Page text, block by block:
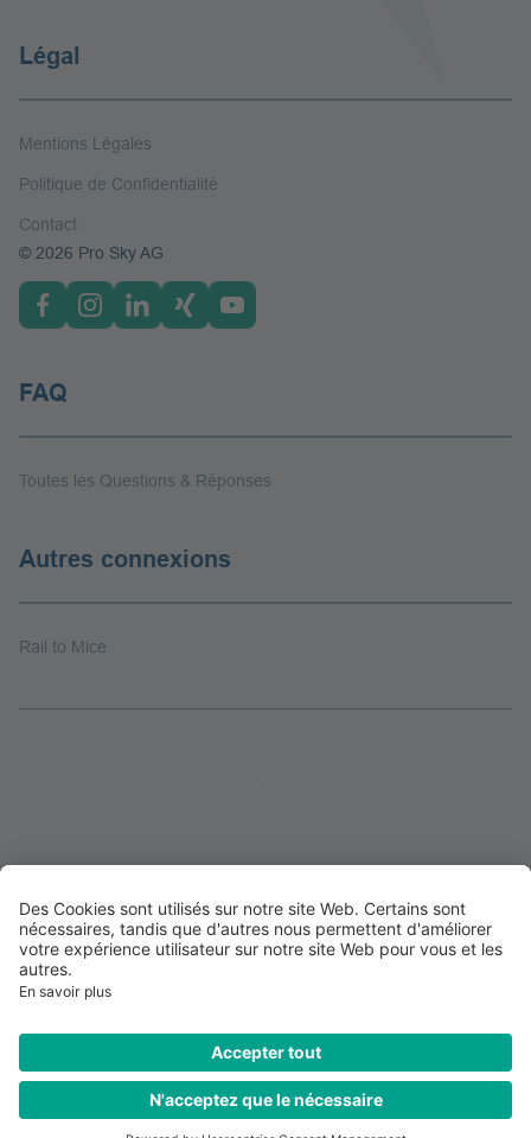
Numéro de téléphone
Contact
Légal
Mentions Légales
Politique de Confidentialité
Contact
© 2026 Pro Sky AG
FAQ
Toutes les Questions & Réponses
Autres connexions
Rail to Mice